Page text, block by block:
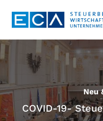
Inhalt
Neu
COVID-19-